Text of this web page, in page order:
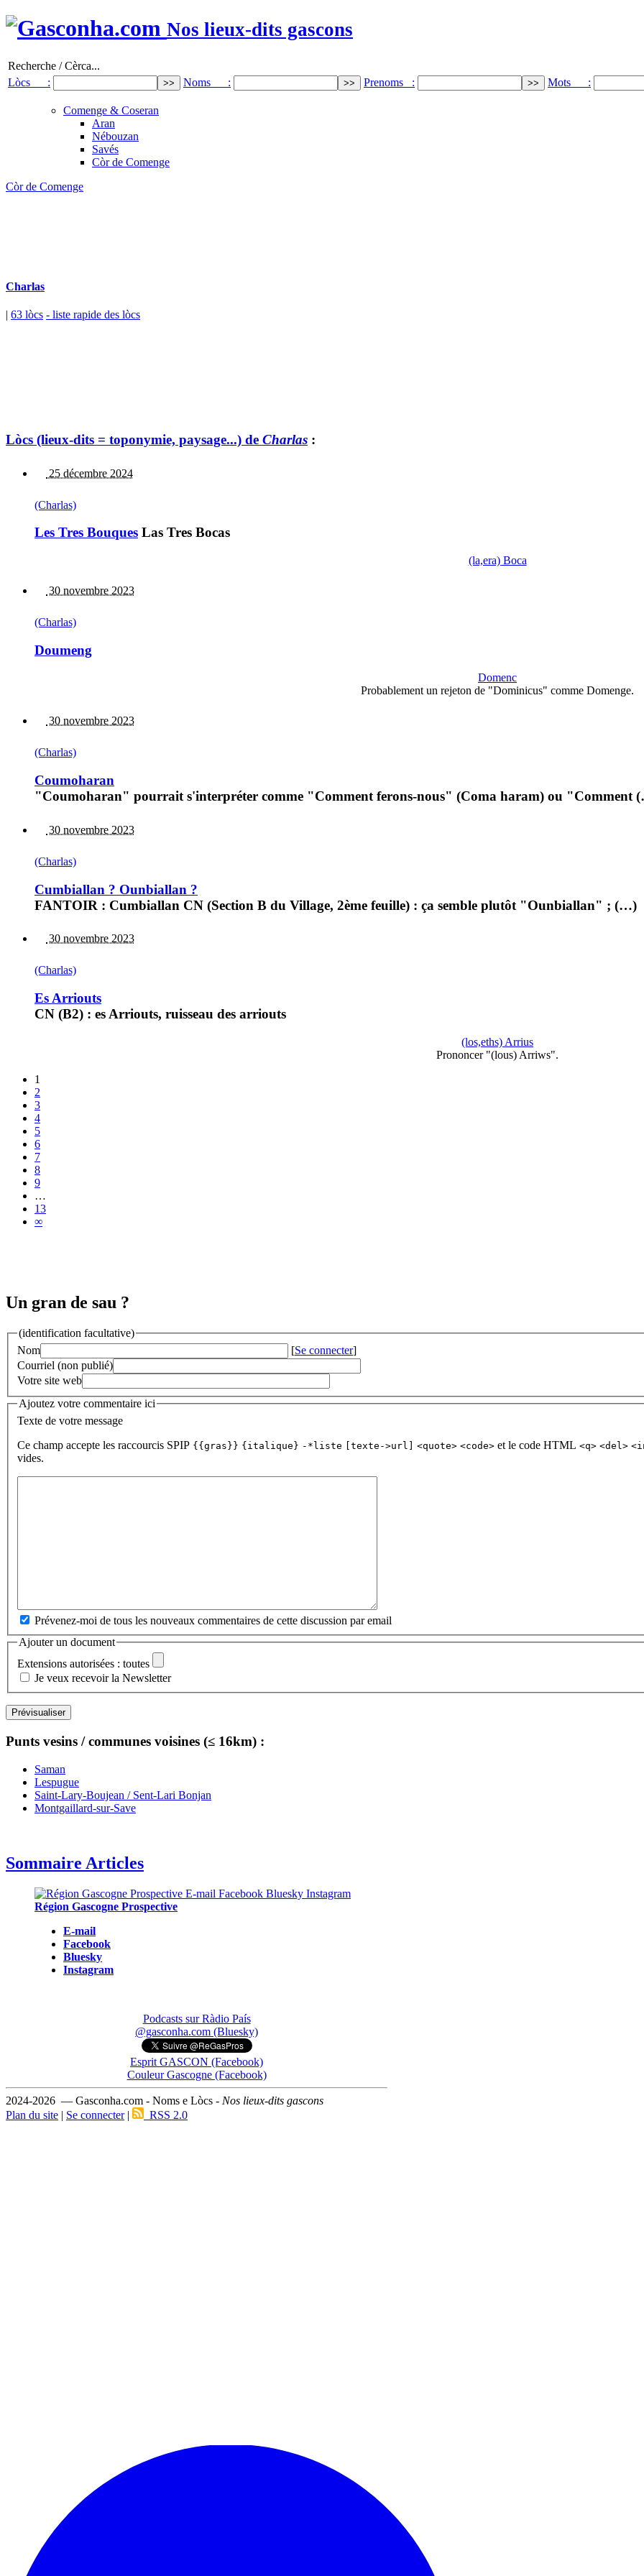
Nos lieux-dits gascons
Recherche / Cèrca...
Lòcs :
Noms : Prenoms : Mots :
Comenge & Coseran
Aran
Nébouzan
Savés
Còr de Comenge
Còr de Comenge
Charlas
| 63 lòcs - liste rapide des lòcs
Lòcs (lieux-dits = toponymie, paysage...) de Charlas :
25 décembre 2024
(Charlas)
Les Tres Bouques Las Tres Bocas
(la,era) Boca
30 novembre 2023
(Charlas)
Doumeng
Domenc
Probablement un rejeton de "Dominicus" comme Domenge.
30 novembre 2023
(Charlas)
Coumoharan
"Coumoharan" pourrait s'interpréter comme "Comment ferons-nous" (Coma haram) ou "Comment
30 novembre 2023
(Charlas)
Cumbiallan ? Ounbiallan ?
FANTOIR : Cumbiallan CN (Section B du Village, 2ème feuille) : ça semble plutôt "Ounbiallan" ; (…)
30 novembre 2023
(Charlas)
Es Arriouts
CN (B2) : es Arriouts, ruisseau des arriouts
(los,eths) Arrius
Prononcer "(lous) Arriws".
1
2
3
4
5
6
7
8
9
…
13
∞
Un gran de sau ?
(identification facultative)
Nom
[Se connecter]
Courriel (non publié)
Votre site web
Ajoutez votre commentaire ici
Texte de votre message
Ce champ accepte les raccourcis SPIP {{gras}} {italique} -*liste [texte->url] <quote> <code> et le code HTML <q> <del>
vides.
Prévenez-moi de tous les nouveaux commentaires de cette discussion par email
Ajouter un document
Extensions autorisées : toutes
Je veux recevoir la Newsletter
Punts vesins / communes voisines (≤ 16km) :
Saman
Lespugue
Saint-Lary-Boujean / Sent-Lari Bonjan
Montgaillard-sur-Save
Sommaire Articles
Région Gascogne Prospective
E-mail
Facebook
Bluesky
Instagram
Podcasts sur Ràdio País
@gasconha.com (Bluesky)
Esprit GASCON (Facebook)
Couleur Gascogne (Facebook)
2024-2026 — Gasconha.com - Noms e Lòcs - Nos lieux-dits gascons
Plan du site | Se connecter| RSS 2.0